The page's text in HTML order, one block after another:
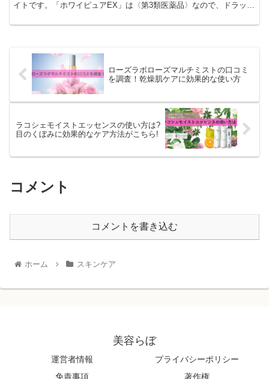
イトです。「ホワイピュアEX」は〈第3類医薬品〉なので、ドラッグ
局やドラッグストアでの取り扱いはありません。ドン・キホーテや
公式サイトが最安値です。
ローズラボローズマルチミストの口コミ
を調査！乾燥肌ケアに効果的な使い方
ラコシェモイストエッセンスの使い方は?
目のくぼみに効果的なケア方法がこちら!
コメント
コメントを書き込む
ホーム スキンケア
美容らぼ
運営者情報
プライバシーポリシー
免責事項
著作権